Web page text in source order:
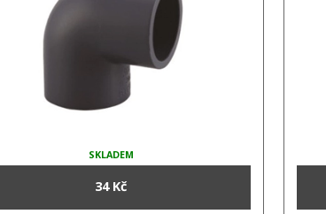
SKLADEM
34 Kč